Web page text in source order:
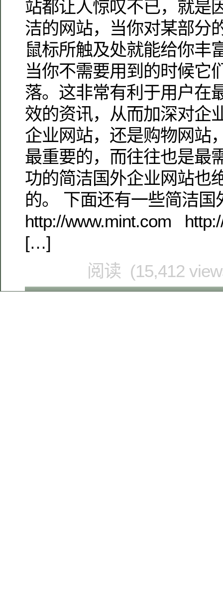
站都让人惊叹不已，就是
洁的网站，当你对某部分
鼠标所触及处就能给你丰
当你不需要用到的时候它
落。这非常有利于用户在
效的资讯，从而加深对企
企业网站，还是购物网站
最重要的，而往往也是最
功的简洁国外企业网站也
的。 下面还有一些简洁国
http://www.mint.com
[…]
阅读 (15,412